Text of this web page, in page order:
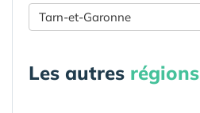
Tarn-et-Garonne
Les autres régions